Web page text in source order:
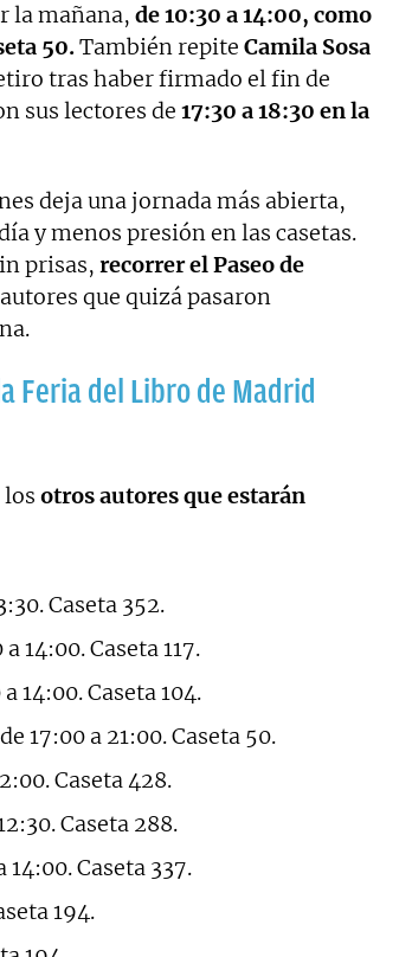
la mañana, de 10:30 a 14:00, como
50.También repite Camila Sosa
tras haber firmado el fin de
sus lectores de 17:30 a 18:30 en la
deja una jornada más abierta,
y menos presión en las casetas.
prisas, recorrer el Paseo de
que quizá pasaron
Feria del Libro de Madrid
otros autores que estarán
Caseta 352.
a 14:00. Caseta 117.
a 14:00. Caseta 104.
17:00 a 21:00. Caseta 50.
Caseta 428.
Caseta 288.
14:00. Caseta 337.
194.